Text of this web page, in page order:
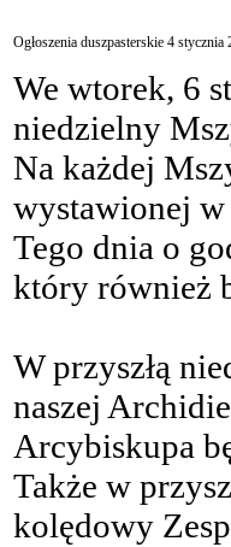
Ogłoszenia duszpasterskie 4 stycznia
We wtorek, 6
niedzielny
Na każdej
wystawionej w
Tego dnia o
który również
W przyszłą
naszej
Arcybiskupa
Także w
kolędowy